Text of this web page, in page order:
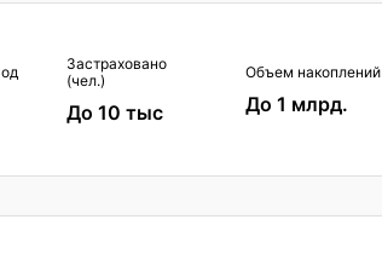
Застраховано
(чел.)
До 10 тыс
Объем накоплений
До 1 млрд.